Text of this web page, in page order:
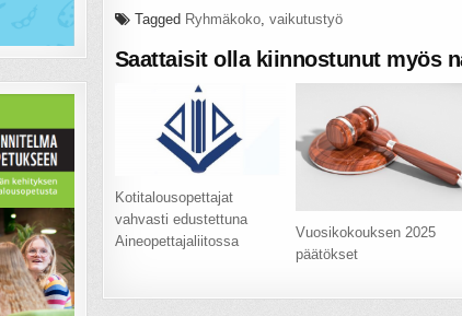
Tagged Ryhmäkoko, vaikutustyö
Saattaisit olla kiinnostunut myös
Kotitalousopettajat
vahvasti edustettuna
Aineopettajaliitossa
Vuosikokouksen 2025
päätökset